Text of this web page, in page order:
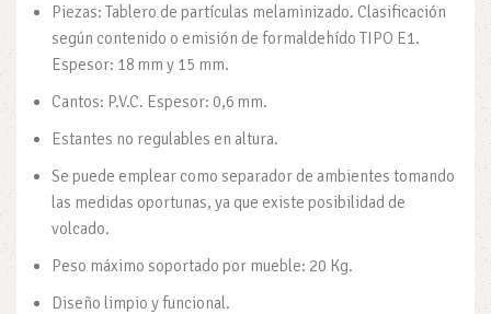
Piezas: Tablero de partículas melaminizado. Clasificación
según contenido o emisión de formaldehído TIPO E1.
Espesor: 18 mm y 15 mm.
Cantos: P.V.C. Espesor: 0,6 mm.
Estantes no regulables en altura.
Se puede emplear como separador de ambientes tomando
las medidas oportunas, ya que existe posibilidad de
volcado.
Peso máximo soportado por mueble: 20 Kg.
Diseño limpio y funcional.